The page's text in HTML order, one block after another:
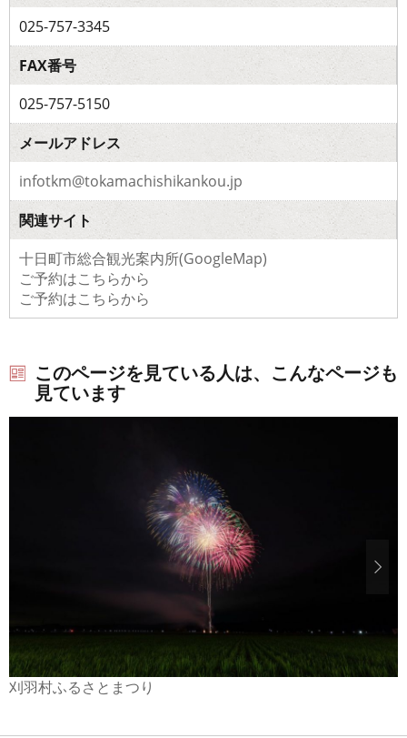
025-757-3345
FAX番号
025-757-5150
メールアドレス
infotkm@tokamachishikankou.jp
関連サイト
十日町市総合観光案内所(GoogleMap)
ご予約はこちらから
ご予約はこちらから
このページを見ている人は、こんなページも
見ています
刈羽村ふるさとまつり